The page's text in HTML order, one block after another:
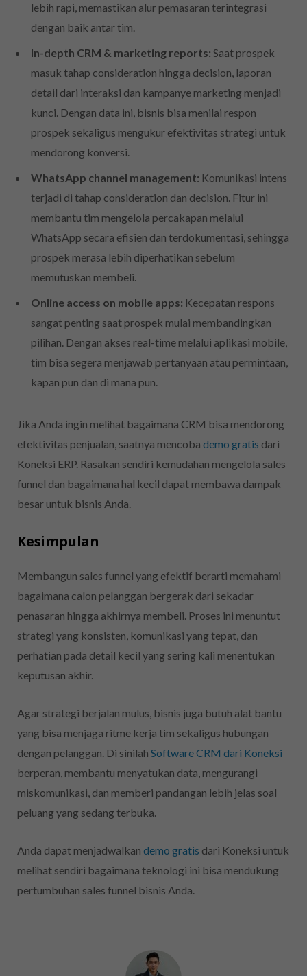
lebih rapi, memastikan alur pemasaran terintegrasi
dengan baik antar tim.
In-depth CRM & marketing reports: Saat prospek
masuk tahap consideration hingga decision, laporan
detail dari interaksi dan kampanye marketing menjadi
kunci. Dengan data ini, bisnis bisa menilai respon
prospek sekaligus mengukur efektivitas strategi untuk
mendorong konversi.
WhatsApp channel management: Komunikasi intens
terjadi di tahap consideration dan decision. Fitur ini
membantu tim mengelola percakapan melalui
WhatsApp secara efisien dan terdokumentasi, sehingga
prospek merasa lebih diperhatikan sebelum
memutuskan membeli.
Online access on mobile apps: Kecepatan respons
sangat penting saat prospek mulai membandingkan
pilihan. Dengan akses real-time melalui aplikasi mobile,
tim bisa segera menjawab pertanyaan atau permintaan,
kapan pun dan di mana pun.
Jika Anda ingin melihat bagaimana CRM bisa mendorong
efektivitas penjualan, saatnya mencoba demo gratis dari
Koneksi ERP. Rasakan sendiri kemudahan mengelola sales
funnel dan bagaimana hal kecil dapat membawa dampak
besar untuk bisnis Anda.
Kesimpulan
Membangun sales funnel yang efektif berarti memahami
bagaimana calon pelanggan bergerak dari sekadar
penasaran hingga akhirnya membeli. Proses ini menuntut
strategi yang konsisten, komunikasi yang tepat, dan
perhatian pada detail kecil yang sering kali menentukan
keputusan akhir.
Agar strategi berjalan mulus, bisnis juga butuh alat bantu
yang bisa menjaga ritme kerja tim sekaligus hubungan
dengan pelanggan. Di sinilah Software CRM dari Koneksi
berperan, membantu menyatukan data, mengurangi
miskomunikasi, dan memberi pandangan lebih jelas soal
peluang yang sedang terbuka.
Anda dapat menjadwalkan demo gratis dari Koneksi untuk
melihat sendiri bagaimana teknologi ini bisa mendukung
pertumbuhan sales funnel bisnis Anda.